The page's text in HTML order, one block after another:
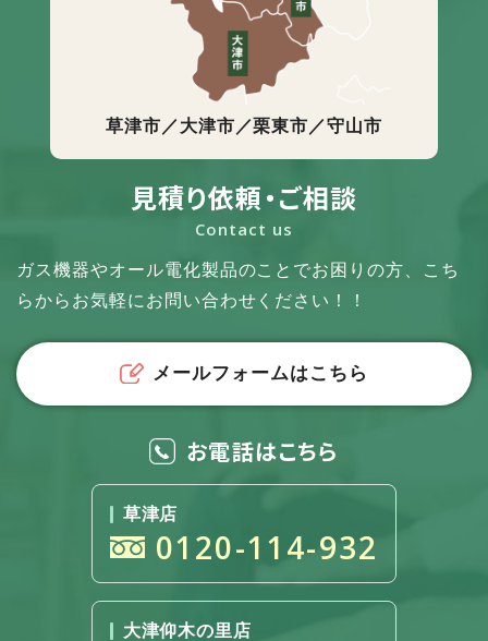
草津市／大津市／栗東市／守山市
見積り依頼・ご相談
Contact us
ガス機器やオール電化製品のことでお困りの方、
こち
らからお気軽にお問い合わせください！！
メールフォームはこちら
お電話はこちら
草津店
0120-114-932
大津仰木の里店